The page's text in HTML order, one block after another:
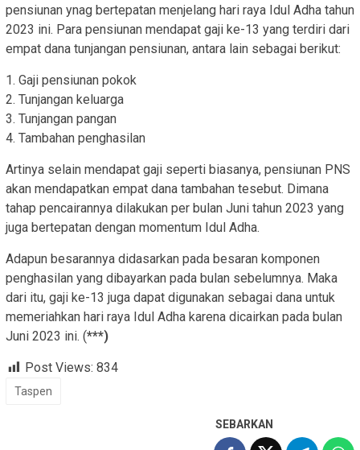
pensiunan ynag bertepatan menjelang hari raya Idul Adha tahun
2023 ini. Para pensiunan mendapat gaji ke-13 yang terdiri dari
empat dana tunjangan pensiunan, antara lain sebagai berikut:
1. Gaji pensiunan pokok
2. Tunjangan keluarga
3. Tunjangan pangan
4. Tambahan penghasilan
Artinya selain mendapat gaji seperti biasanya, pensiunan PNS
akan mendapatkan empat dana tambahan tesebut. Dimana
tahap pencairannya dilakukan per bulan Juni tahun 2023 yang
juga bertepatan dengan momentum Idul Adha.
Adapun besarannya didasarkan pada besaran komponen
penghasilan yang dibayarkan pada bulan sebelumnya. Maka
dari itu, gaji ke-13 juga dapat digunakan sebagai dana untuk
memeriahkan hari raya Idul Adha karena dicairkan pada bulan
Juni 2023 ini. (***)
Post Views: 834
Taspen
SEBARKAN